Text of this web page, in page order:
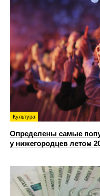
Культура
Определены самые
у нижегородцев летом